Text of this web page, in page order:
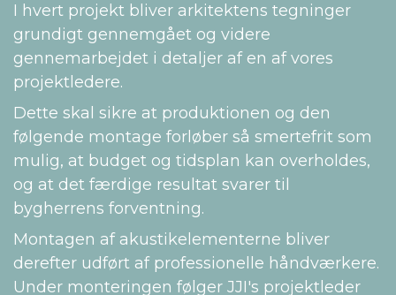
I hvert projekt bliver arkitektens tegninger
grundigt gennemgået og videre
gennemarbejdet i detaljer af en af vores
projektledere.
Dette skal sikre at produktionen og den
følgende montage forløber så smertefrit som
mulig, at budget og tidsplan kan overholdes,
og at det færdige resultat svarer til
bygherrens forventning.
Montagen af akustikelementerne bliver
derefter udført af professionelle håndværkere.
Under monteringen følger JJI's projektleder